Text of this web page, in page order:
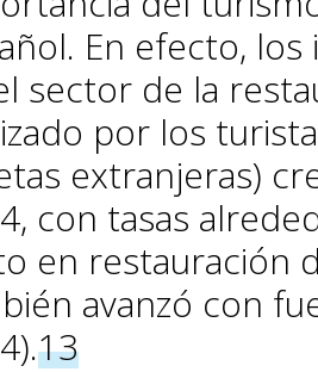
En efecto,
sector de la
por los
extranjeras)
con tasas
en restauración
avanzó con
13